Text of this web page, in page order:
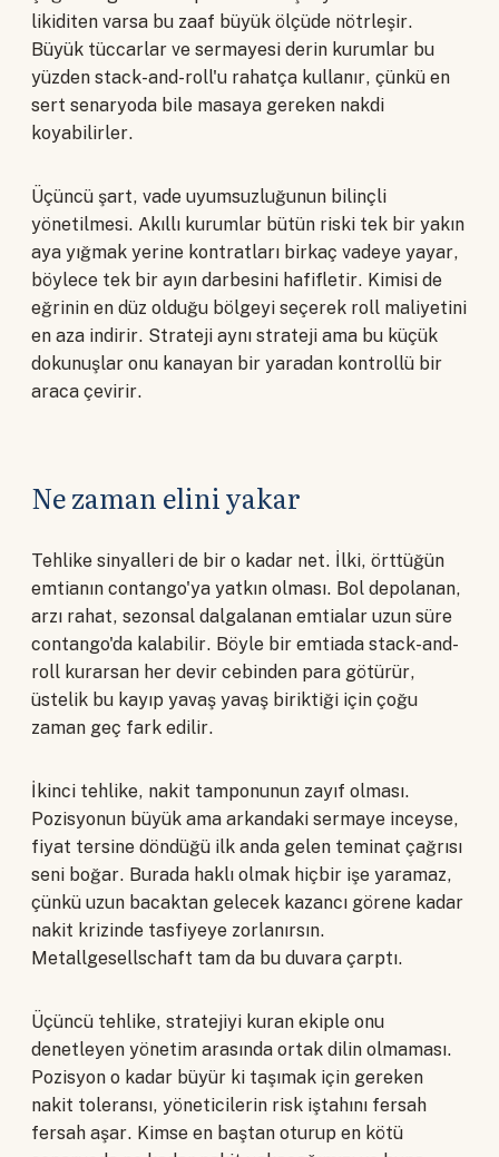
likiditen varsa bu zaaf büyük ölçüde nötrleşir.
Büyük tüccarlar ve sermayesi derin kurumlar bu
yüzden stack-and-roll'u rahatça kullanır, çünkü en
sert senaryoda bile masaya gereken nakdi
koyabilirler.
Üçüncü şart, vade uyumsuzluğunun bilinçli
yönetilmesi. Akıllı kurumlar bütün riski tek bir yakın
aya yığmak yerine kontratları birkaç vadeye yayar,
böylece tek bir ayın darbesini hafifletir. Kimisi de
eğrinin en düz olduğu bölgeyi seçerek roll maliyetini
en aza indirir. Strateji aynı strateji ama bu küçük
dokunuşlar onu kanayan bir yaradan kontrollü bir
araca çevirir.
Ne zaman elini yakar
Tehlike sinyalleri de bir o kadar net. İlki, örttüğün
emtianın contango'ya yatkın olması. Bol depolanan,
arzı rahat, sezonsal dalgalanan emtialar uzun süre
contango'da kalabilir. Böyle bir emtiada stack-and-
roll kurarsan her devir cebinden para götürür,
üstelik bu kayıp yavaş yavaş biriktiği için çoğu
zaman geç fark edilir.
İkinci tehlike, nakit tamponunun zayıf olması.
Pozisyonun büyük ama arkandaki sermaye inceyse,
fiyat tersine döndüğü ilk anda gelen teminat çağrısı
seni boğar. Burada haklı olmak hiçbir işe yaramaz,
çünkü uzun bacaktan gelecek kazancı görene kadar
nakit krizinde tasfiyeye zorlanırsın.
Metallgesellschaft tam da bu duvara çarptı.
Üçüncü tehlike, stratejiyi kuran ekiple onu
denetleyen yönetim arasında ortak dilin olmaması.
Pozisyon o kadar büyür ki taşımak için gereken
nakit toleransı, yöneticilerin risk iştahını fersah
fersah aşar. Kimse en baştan oturup en kötü